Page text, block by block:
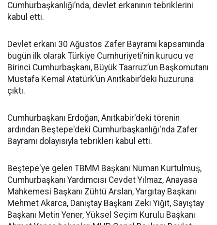
Cumhurbaşkanlığı’nda, devlet erkanının tebriklerini
kabul etti.
Devlet erkanı 30 Ağustos Zafer Bayramı kapsamında
bugün ilk olarak Türkiye Cumhuriyeti’nin kurucu ve
Birinci Cumhurbaşkanı, Büyük Taarruz’un Başkomutanı
Mustafa Kemal Atatürk’ün Anıtkabir’deki huzuruna
çıktı.
Cumhurbaşkanı Erdoğan, Anıtkabir'deki törenin
ardından Beştepe'deki Cumhurbaşkanlığı'nda Zafer
Bayramı dolayısıyla tebrikleri kabul etti.
Beştepe'ye gelen TBMM Başkanı Numan Kurtulmuş,
Cumhurbaşkanı Yardımcısı Cevdet Yılmaz, Anayasa
Mahkemesi Başkanı Zühtü Arslan, Yargıtay Başkanı
Mehmet Akarca, Danıştay Başkanı Zeki Yiğit, Sayıştay
Başkanı Metin Yener, Yüksel Seçim Kurulu Başkanı